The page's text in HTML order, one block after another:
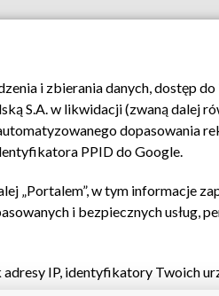
Biuro reklamy Kontakt
i zbierania danych, dostęp
S.A. w likwidacji (zwaną dalej
dopasowania
PPID do Google.
„Portalem”, w tym informacje
i bezpiecznych usług,
adresy IP, identyfikatory Twoich